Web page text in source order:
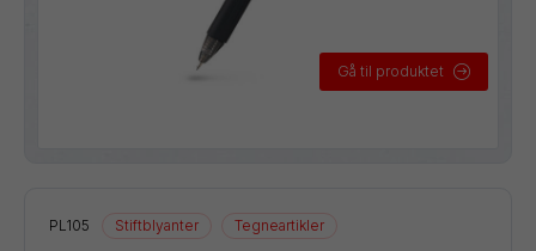
Gå til produktet
PL105 Stiftblyanter Tegneartikler